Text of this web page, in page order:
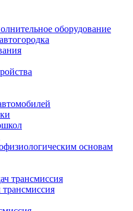
оборудование
основам
трансмиссия